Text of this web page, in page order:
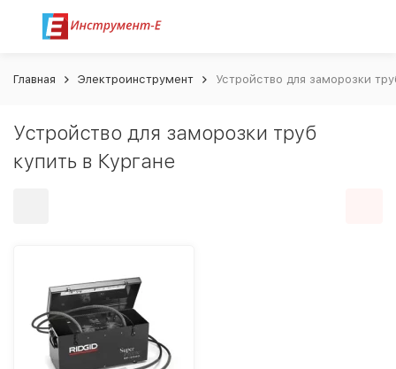
Главная Электроинструмент Устройство для заморозки
Устройство для заморозки труб
купить в Кургане